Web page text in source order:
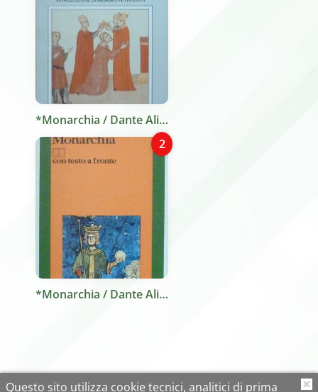
*Monarchia / Dante Alighieri ; a cura di Maurizio Pizzica ; introduzione di Giorgio Petrocchi. - Milano : Biblioteca universale Rizzoli, 1988. - 419 p., [4] p. di tav. : ill. ; 18 cm. ((Trad. italiana a fronte.
*Monarchia / Dante Alighieri ; introduzione, traduzione e note di Federico Sanguineti. - Milano : Garzanti, 1985. - XXIII, 162 p. : 1 ritr. ; 18 cm. ((Testo orig. a fronte.
2
Questo sito utilizza cookie tecnici, analitici di prima